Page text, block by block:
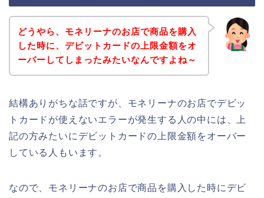
どうやら、モネリーナのお店で商品を購入
した時に、デビットカードの上限金額をオ
ーバーしてしまったみたいなんですよね～
結構ありがちな話ですが、モネリーナのお店でデビッ
トカードが使えないエラーが発生する人の中には、上
記の方みたいにデビットカードの上限金額をオーバー
している人もいます。
なので、モネリーナのお店で商品を購入した時にデビ